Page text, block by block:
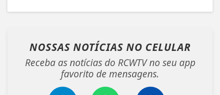
NOSSAS NOTÍCIAS NO CELULAR
Receba as notícias do RCWTV no seu app
favorito de mensagens.